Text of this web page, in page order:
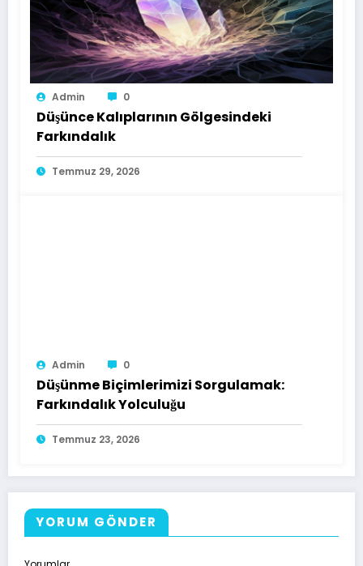
Admin 0
Düşünce Kalıplarının Gölgesindeki
Farkındalık
Temmuz 29, 2026
Admin 0
Düşünme Biçimlerimizi Sorgulamak:
Farkındalık Yolculuğu
Temmuz 23, 2026
YORUM GÖNDER